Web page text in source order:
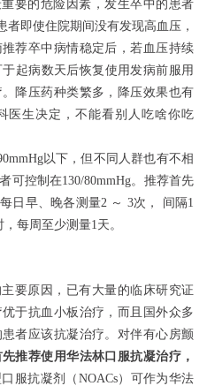
要的危险因素，发生卒中的患者
即使住院期间没有发现高血压，
荐卒中病情稳定后，若血压持续
起病数天后恢复使用发病前服用
降压药种类繁多，降压效果也有
医生决定，不能看别人吃啥你吃
以下，但不同人群也有不相
可控制在130/80mmHg。推荐首先
日早、晚各测量2 ～ 3次， 间隔1
每周至少测量1天。
要原因，已有大量的临床研究证
于抗血小板治疗，而且国外众多
者应该抗凝治疗。对伴有心房颤
推荐使用华法林口服抗凝治疗，
口服抗凝剂（NOACs）可作为华法